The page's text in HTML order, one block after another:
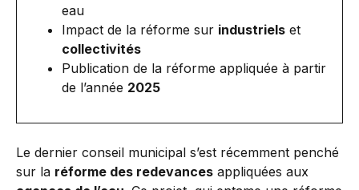
eau
Impact de la réforme sur industriels et
collectivités
Publication de la réforme appliquée à partir
de l’année 2025
Le dernier conseil municipal s’est récemment penché
sur la réforme des redevances appliquées aux